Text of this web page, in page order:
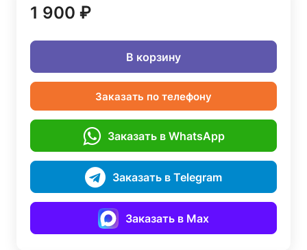
1 900 ₽
В корзину
Заказать по телефону
Заказать в WhatsApp
Заказать в Telegram
Заказать в Max